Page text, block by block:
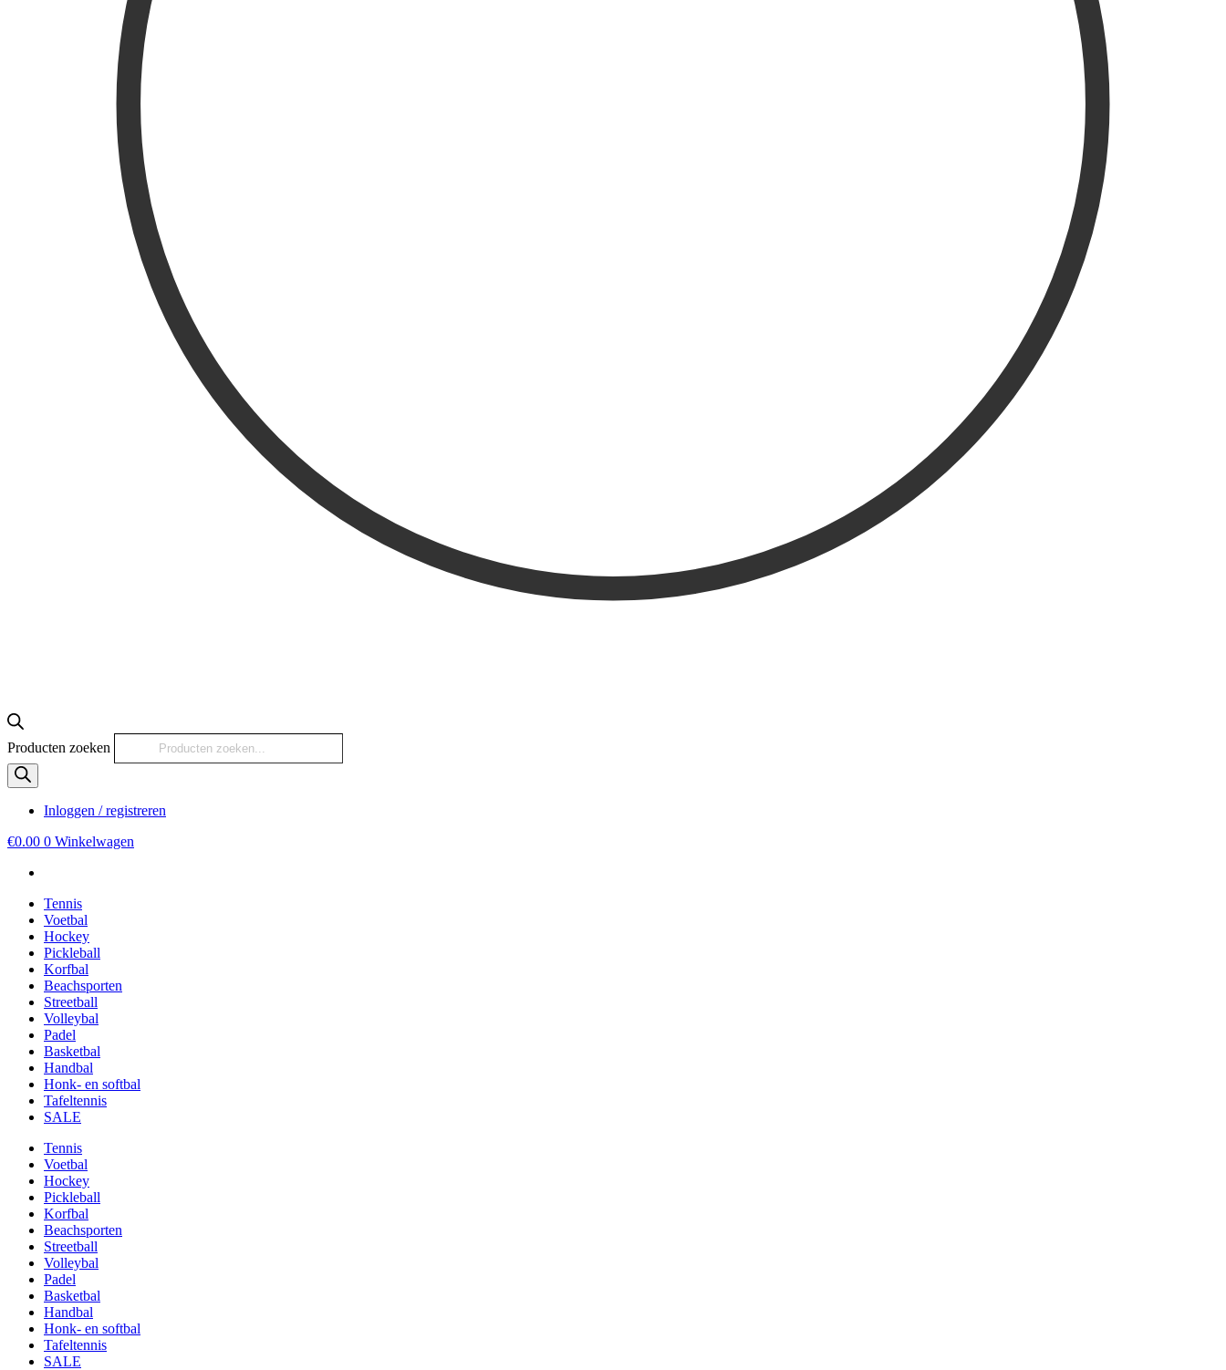
Producten zoeken
Inloggen / registreren
€0.00 0 Winkelwagen
Tennis
Voetbal
Hockey
Pickleball
Korfbal
Beachsporten
Streetball
Volleybal
Padel
Basketbal
Handbal
Honk- en softbal
Tafeltennis
SALE
Tennis
Voetbal
Hockey
Pickleball
Korfbal
Beachsporten
Streetball
Volleybal
Padel
Basketbal
Handbal
Honk- en softbal
Tafeltennis
SALE